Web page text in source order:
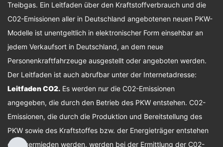
Treibgas. Ein Leitfaden über den Kraftstoffverbrauch und die
C02-Emissionen aller in Deutschland angebotenen neuen PKW-
Modelle ist unentgeltlich in elektronischer Form einsehbar an
jedem Verkaufsort in Deutschland, an dem neue
Personenkraftfahrzeuge ausgestellt oder angeboten werden.
Der Leitfaden ist auch abrufbar unter der Internetadresse:
Leitfaden CO2. Es werden nur die C02-Emissionen
angegeben, die durch den Betrieb des PKW entstehen. C02-
Emissionen, die durch die Produktion und Bereitstellung des
PKW sowie des Kraftstoffes bzw. der Energieträger entstehen
oder vermieden werden, werden bei der Ermittlung der C02-